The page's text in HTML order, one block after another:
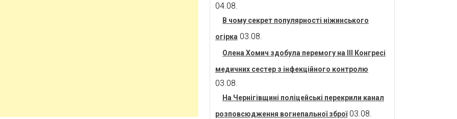
04.08.
В чому секрет популярності ніжинського
огірка 03.08.
Олена Хомич здобула перемогу на ІІІ Конгресі
медичних сестер з інфекційного контролю
03.08.
На Чернігівщині поліцейські перекрили канал
розповсюдження вогнепальної зброї 03.08.